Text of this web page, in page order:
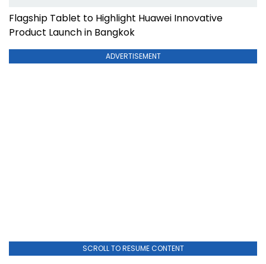
Flagship Tablet to Highlight Huawei Innovative
Product Launch in Bangkok
ADVERTISEMENT
SCROLL TO RESUME CONTENT